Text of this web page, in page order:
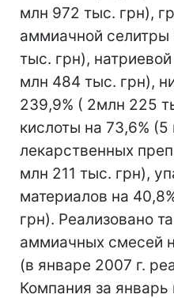
млн 972 тыс. грн),
аммиачной селитры
тыс. грн),
млн 484 тыс. грн),
239,9% ( 2млн 225
кислоты на 73,6%
лекарственных
млн 211 тыс. грн),
материалов на
грн). Реализовано
аммиачных смесей
(в январе 2007 г.
Компания за